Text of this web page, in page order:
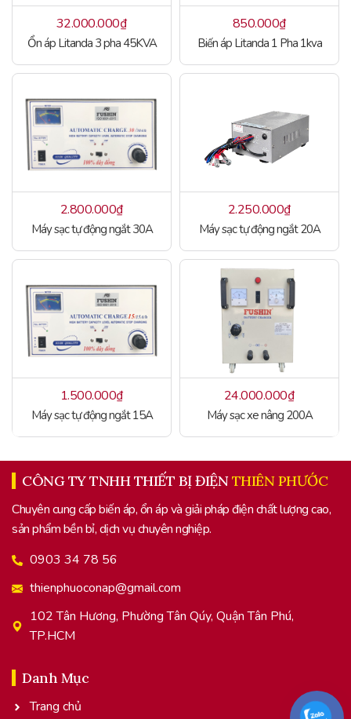
32.000.000₫
Ổn áp Litanda 3 pha 45KVA
850.000₫
Biến áp Litanda 1 Pha 1kva
2.800.000₫
Máy sạc tự động ngắt 30A
2.250.000₫
Máy sạc tự động ngắt 20A
1.500.000₫
Máy sạc tự động ngắt 15A
24.000.000₫
Máy sạc xe nâng 200A
CÔNG TY TNHH THIẾT BỊ ĐIỆNTHIÊN PHƯỚC
Chuyên cung cấp biến áp, ổn áp và giải pháp điện chất lượng cao,
sản phẩm bền bỉ, dịch vụ chuyên nghiệp.
0903 34 78 56
thienphuoconap@gmail.com
102 Tân Hương, Phường Tân Qúy, Quận Tân Phú,
TP.HCM
Danh Mục
Trang chủ